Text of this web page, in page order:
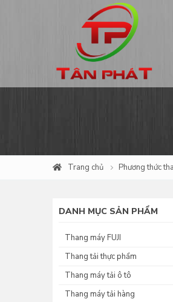
Trang chủ Phương thức
DANH MỤC SẢN PHẨM
Thang máy FUJI
Thang tải thực phẩm
Thang máy tải ô tô
Thang máy tải hàng